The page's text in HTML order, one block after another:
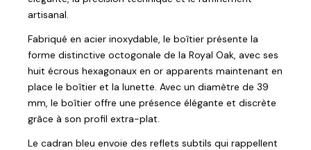
artisanal.
Fabriqué en acier inoxydable, le boîtier présente la
forme distinctive octogonale de la Royal Oak, avec ses
huit écrous hexagonaux en or apparents maintenant en
place le boîtier et la lunette. Avec un diamètre de 39
mm, le boîtier offre une présence élégante et discrète
grâce à son profil extra-plat.
Le cadran bleu envoie des reflets subtils qui rappellent